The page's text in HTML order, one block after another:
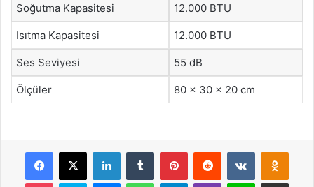
Soğutma Kapasitesi 12.000 BTU
Isıtma Kapasitesi 12.000 BTU
Ses Seviyesi 55 dB
Ölçüler 80 x 30 x 20 cm
Facebook
X LinkedInTumblr PinterestReddit VKontakte
Pocket Skype MessengerWhatsAppTelegramViber Line E-Posta ile